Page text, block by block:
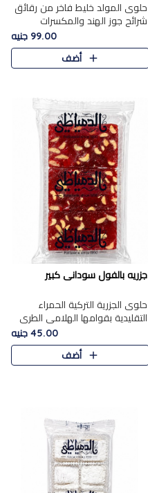
حلوى المولد خليط فاخر من رقائق
شرائح جوز الهند والمكسرات
المحمصة، متماسك بشراب حلاوة
الكراميل الخفيفة ليمنحك قرمشة
غنية ومذاقًا شرقيًا أصيلً..
99.00 جنيه
أضف
جزريه بالفول سودانى كبير
حلوى الجزرية التركية الحمراء
التقليدية بقوامها الهلامي الطري
ولونها الأحمر المميز، محشوة
بسخاء بالفول السوداني المحمص
لتمنحك توازنًا رائعًا ..
45.00 جنيه
أضف